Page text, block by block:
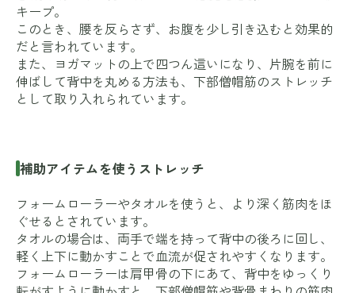
キープ。
このとき、腰を反らさず、お腹を少し引き込むと効果的
だと言われています。
また、ヨガマットの上で四つん這いになり、片腕を前に
伸ばして背中を丸める方法も、下部僧帽筋のストレッチ
として取り入れられています。
補助アイテムを使うストレッチ
フォームローラーやタオルを使うと、より深く筋肉をほ
ぐせるとされています。
タオルの場合は、両手で端を持って背中の後ろに回し、
軽く上下に動かすことで血流が促されやすくなります。
フォームローラーは肩甲骨の下にあて、背中をゆっくり